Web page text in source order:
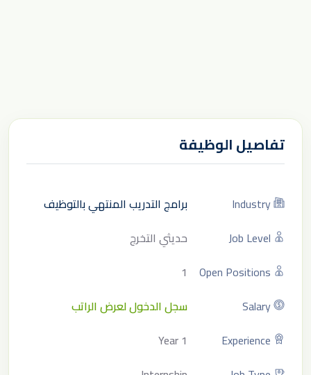
تفاصيل الوظيفة
Industry
برامج التدريب المنتهي بالتوظيف
Job Level
حديثي التخرج
Open Positions
1
Salary
سجل الدخول لعرض الراتب
Experience
1 Year